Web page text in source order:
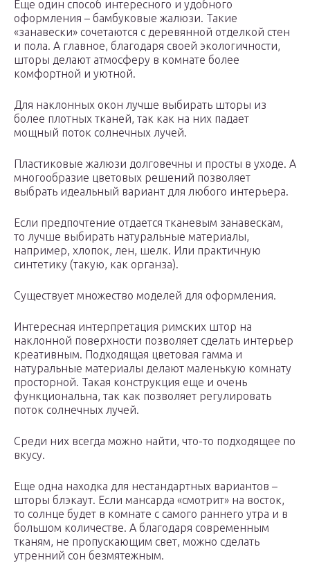
Еще один способ интересного и удобного
оформления – бамбуковые жалюзи. Такие
«занавески» сочетаются с деревянной отделкой стен
и пола. А главное, благодаря своей экологичности,
шторы делают атмосферу в комнате более
комфортной и уютной.
Для наклонных окон лучше выбирать шторы из
более плотных тканей, так как на них падает
мощный поток солнечных лучей.
Пластиковые жалюзи долговечны и просты в уходе. А
многообразие цветовых решений позволяет
выбрать идеальный вариант для любого интерьера.
Если предпочтение отдается тканевым занавескам,
то лучше выбирать натуральные материалы,
например, хлопок, лен, шелк. Или практичную
синтетику (такую, как органза).
Существует множество моделей для оформления.
Интересная интерпретация римских штор на
наклонной поверхности позволяет сделать интерьер
креативным. Подходящая цветовая гамма и
натуральные материалы делают маленькую комнату
просторной. Такая конструкция еще и очень
функциональна, так как позволяет регулировать
поток солнечных лучей.
Среди них всегда можно найти, что-то подходящее по
вкусу.
Еще одна находка для нестандартных вариантов –
шторы блэкаут. Если мансарда «смотрит» на восток,
то солнце будет в комнате с самого раннего утра и в
большом количестве. А благодаря современным
тканям, не пропускающим свет, можно сделать
утренний сон безмятежным.